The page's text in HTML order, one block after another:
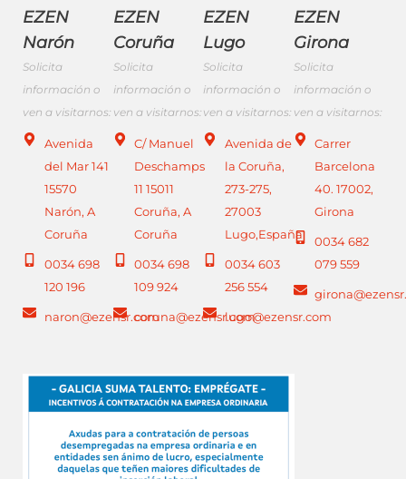
EZEN
Narón
Solicita
información o
ven a visitarnos:
Avenida
del Mar 141
15570
Narón, A
Coruña
0034 698
120 196
naron@ezensr.com
EZEN
Coruña
Solicita
información o
ven a visitarnos:
C/ Manuel
Deschamps
11 15011
Coruña, A
Coruña
0034 698
109 924
coruna@ezensr.com
EZEN
Lugo
Solicita
información o
ven a visitarnos:
Avenida de
la Coruña,
273-275,
27003
Lugo,España
0034 603
256 554
lugo@ezensr.com
EZEN
Girona
Solicita
información o
ven a visitarnos:
Carrer
Barcelona
40. 17002,
Girona
0034 682
079 559